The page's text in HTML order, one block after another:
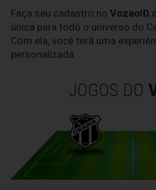
Faça seu cadastro no
única para todo o universo do
Com ela, você terá uma
personalizada.
JOGOS DO